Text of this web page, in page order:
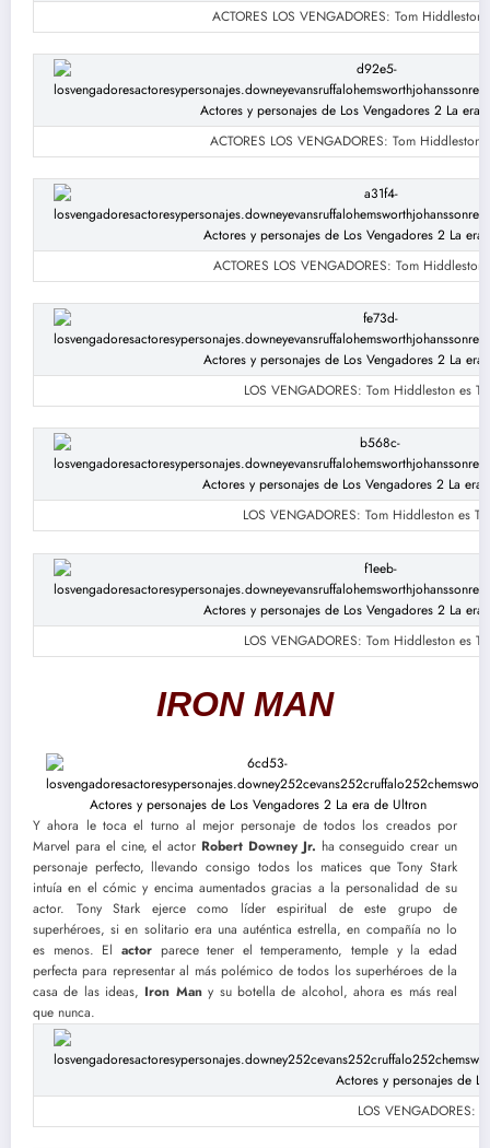
ACTORES LOS VENGADORES: Tom Hiddleston
ACTORES LOS VENGADORES: Tom Hiddleston
ACTORES LOS VENGADORES: Tom Hiddleston
LOS VENGADORES: Tom Hiddleston es
LOS VENGADORES: Tom Hiddleston es
LOS VENGADORES: Tom Hiddleston es
IRON MAN
Y ahora le toca el turno al mejor personaje de todos los creados por
Marvel para el cine, el actor Robert Downey Jr. ha conseguido crear un
personaje perfecto, llevando consigo todos los matices que Tony Stark
intuía en el cómic y encima aumentados gracias a la personalidad de su
actor. Tony Stark ejerce como líder espiritual de este grupo de
superhéroes, si en solitario era una auténtica estrella, en compañía no lo
es menos. El actorparece tener el temperamento, temple y la edad
perfecta para representar al más polémico de todos los superhéroes de la
casa de las ideas, Iron Many su botella de alcohol, ahora es más real
que nunca.
LOS VENGADORES: